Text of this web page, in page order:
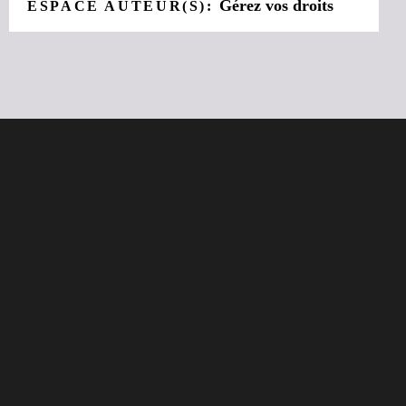
ESPACE AUTEUR(S): Gérez vos droits